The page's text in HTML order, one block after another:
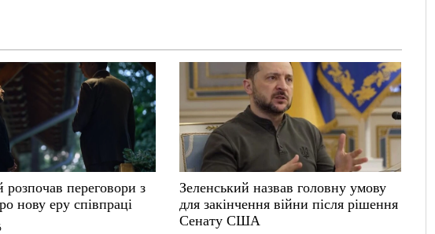
розпочав переговори з
нову еру співпраці
Зеленський назвав головну умову
для закінчення війни після рішення
Сенату США